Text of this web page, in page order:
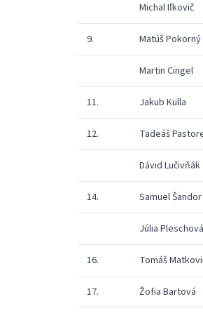
Michal Iľkovič
9. Matúš Pokorný
Martin Cingel
11. Jakub Kulla
12. Tadeáš
Dávid Lučivňák
14. Samuel Šandor
Júlia Pleschová
16. Tomáš
17. Žofia Bartová